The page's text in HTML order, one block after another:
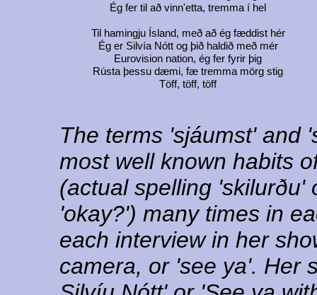
Ég fer til að vinn'etta, tremma í hel
Til hamingju Ísland, með að ég fæddist hér
Ég er Silvía Nótt og þið haldið með mér
Eurovision nation, ég fer fyrir þig
Rústa þessu dæmi, fæ tremma mörg stig
Töff, töff, töff
The terms 'sjáumst' and
most well known habits
(actual spelling 'skilurðu'
'okay?') many times in
each interview in her
camera, or 'see ya'. Her